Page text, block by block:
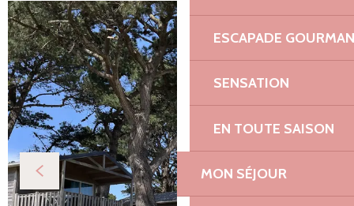
ESCAPADE
SENSATION
EN TOUTE SAISON
MON SÉJOUR